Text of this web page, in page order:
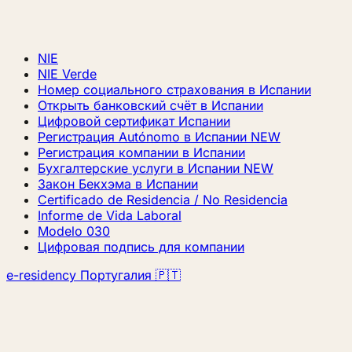
NIE
NIE Verde
Номер социального страхования в Испании
Открыть банковский счёт в Испании
Цифровой сертификат Испании
Регистрация Autónomo в Испании NEW
Регистрация компании в Испании
Бухгалтерские услуги в Испании NEW
Закон Бекхэма в Испании
Certificado de Residencia / No Residencia
Informe de Vida Laboral
Modelo 030
Цифровая подпись для компании
e-residency Португалия 🇵🇹